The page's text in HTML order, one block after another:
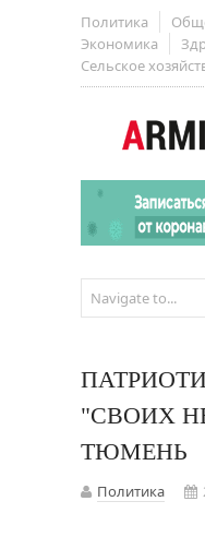
Политика
Экономика
Сельское
"СВОИХ
ТЮМЕНЬ
Политика